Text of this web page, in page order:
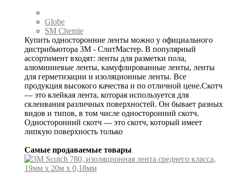
Globe
SM Chemie
Купить односторонние ленты можно у официального
дистрибьютора 3М - СлитМастер. В популярный
ассортимент входят: ленты для разметки пола,
алюминиевые ленты, камуфлированные ленты, ленты
для герметизации и изоляционные ленты. Все
продукция высокого качества и по отличной цене.Скотч
— это клейкая лента, которая используется для
склеивания различных поверхностей. Он бывает разных
видов и типов, в том числе односторонний скотч.
Односторонний скотч — это скотч, который имеет
липкую поверхность только
Самые продаваемые товары